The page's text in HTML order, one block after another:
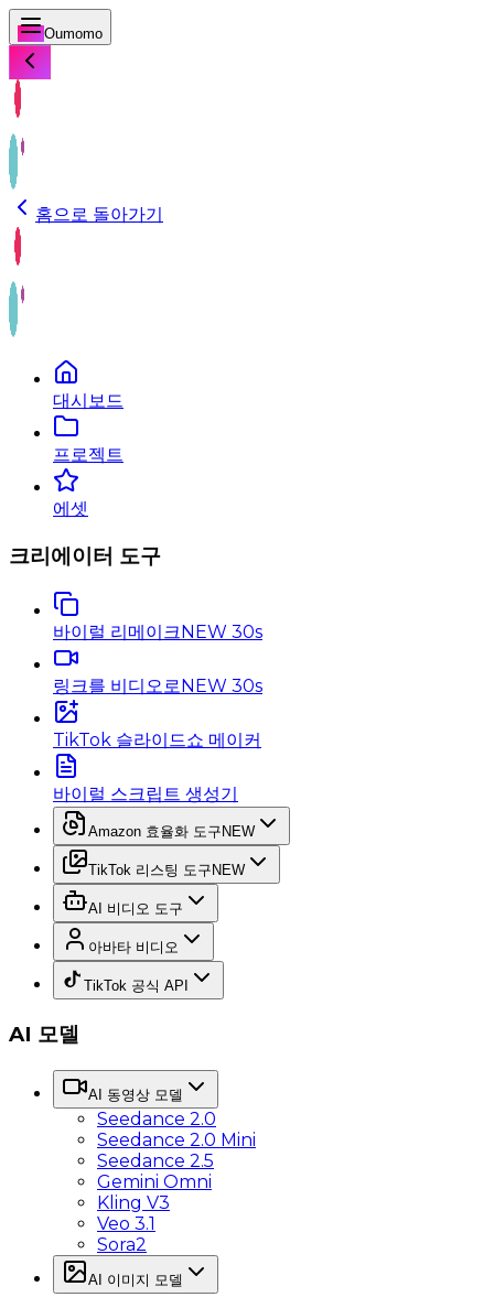
Oumomo
홈으로 돌아가기
대시보드
프로젝트
에셋
크리에이터 도구
바이럴 리메이크 NEW 30s
링크를 비디오로 NEW 30s
TikTok 슬라이드쇼 메이커
바이럴 스크립트 생성기
Amazon 효율화 도구 NEW
TikTok 리스팅 도구 NEW
AI 비디오 도구
아바타 비디오
TikTok 공식 API
AI 모델
AI 동영상 모델
Seedance 2.0
Seedance 2.0 Mini
Seedance 2.5
Gemini Omni
Kling V3
Veo 3.1
Sora2
AI 이미지 모델